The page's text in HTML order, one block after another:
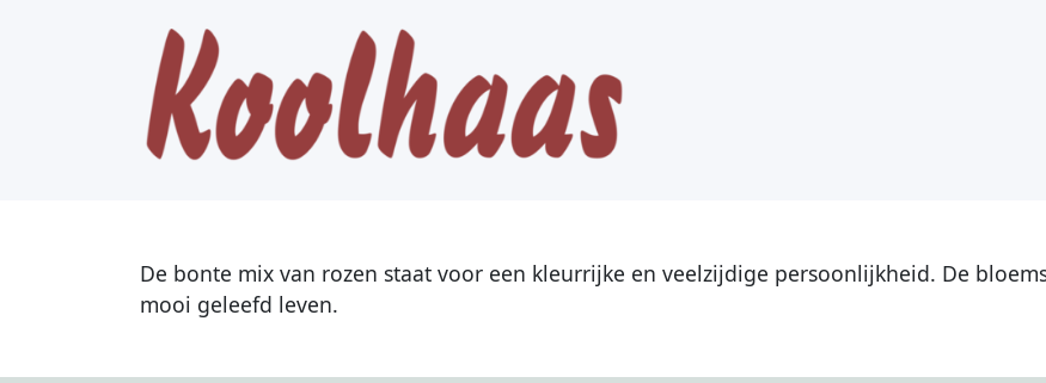
De bonte mix van rozen staat voor een kleurrijke en veelzijdige persoonlijkheid. De
mooi geleefd leven.